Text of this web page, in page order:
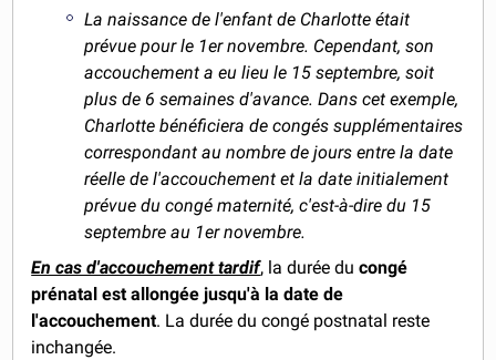
La naissance de l'enfant de Charlotte était
prévue pour le 1er novembre. Cependant, son
accouchement a eu lieu le 15 septembre, soit
plus de 6 semaines d'avance. Dans cet exemple,
Charlotte bénéficiera de congés supplémentaires
correspondant au nombre de jours entre la date
réelle de l'accouchement et la date initialement
prévue du congé maternité, c'est-à-dire du 15
septembre au 1er novembre.
En cas d'accouchement tardif, la durée ducongé
prénatal est allongée jusqu'à la date de
l'accouchement. La durée du congé postnatal reste
inchangée.